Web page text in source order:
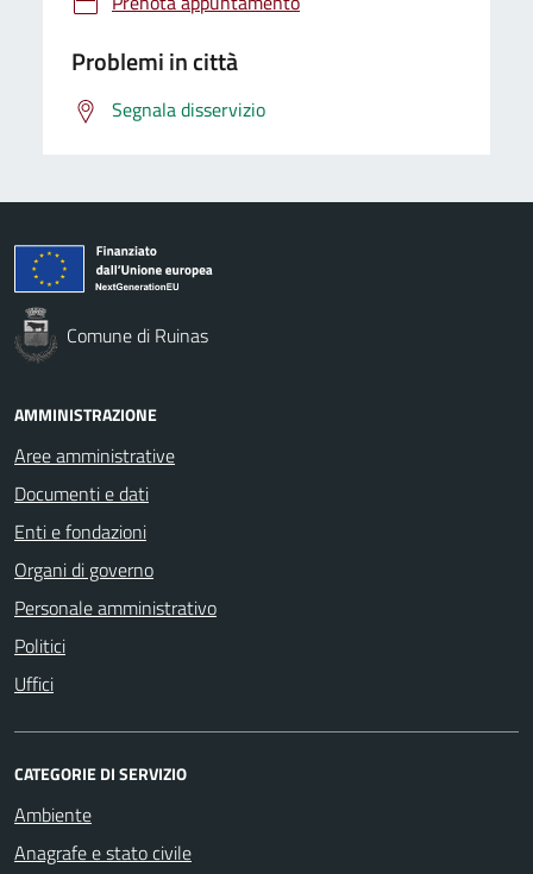
Problemi in città
Segnala disservizio
Comune di Ruinas
AMMINISTRAZIONE
Aree amministrative
Documenti e dati
Enti e fondazioni
Organi di governo
Personale amministrativo
Politici
Uffici
CATEGORIE DI SERVIZIO
Ambiente
Anagrafe e stato civile